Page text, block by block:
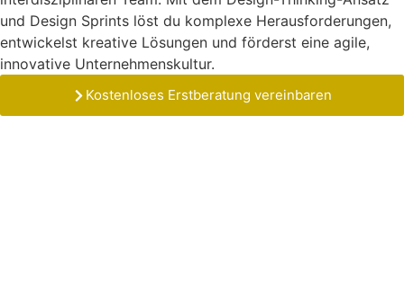
und Design Sprints löst du komplexe Herausforderungen,
entwickelst kreative Lösungen und förderst eine agile,
innovative Unternehmenskultur.
Kostenloses Erstberatung vereinbaren